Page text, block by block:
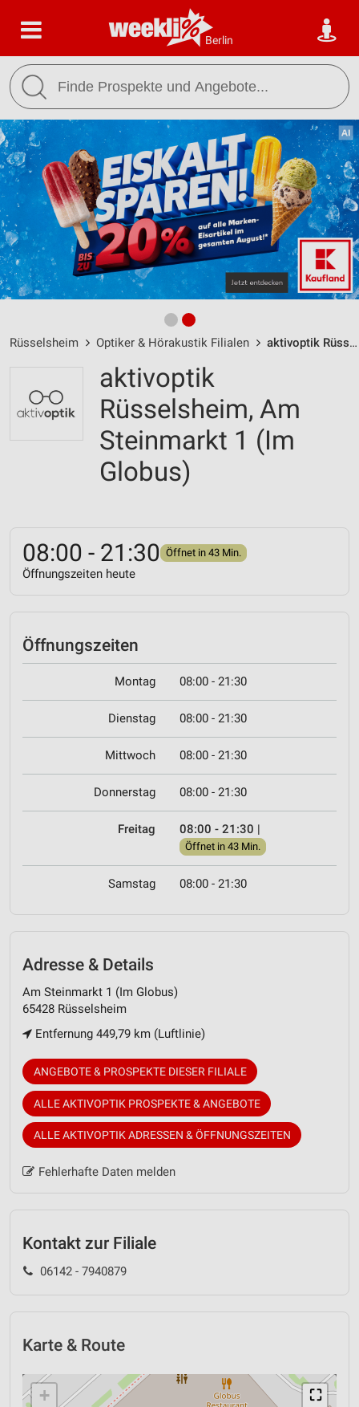
Berlin
Rüsselsheim Optiker & Hörakustik Filialen aktivoptik Rüsselsheim / Am Steinmarkt 1 (Im Globus) - Öffnungszeiten & Adresse
aktivoptik
Rüsselsheim, Am
Steinmarkt 1 (Im
Globus)
08:00 - 21:30 Öffnet in 43 Min.
Öffnungszeiten heute
Öffnungszeiten
Montag 08:00 - 21:30
Dienstag 08:00 - 21:30
Mittwoch 08:00 - 21:30
Donnerstag 08:00 - 21:30
Freitag 08:00 - 21:30 |
Öffnet in 43 Min.
Samstag 08:00 - 21:30
Adresse & Details
Am Steinmarkt 1 (Im Globus)
65428 Rüsselsheim
Entfernung 449,79 km (Luftlinie)
ANGEBOTE & PROSPEKTE DIESER FILIALE
ALLE AKTIVOPTIK PROSPEKTE & ANGEBOTE
ALLE AKTIVOPTIK ADRESSEN & ÖFFNUNGSZEITEN
Fehlerhafte Daten melden
Kontakt zur Filiale
06142 - 7940879
Karte & Route
⛶
+